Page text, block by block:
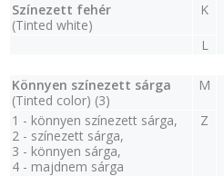
Színezett fehér
(Tinted white)
K
L
Könnyen színezett sárga
(Tinted color) (3)
M
1 - könnyen színezett sárga,
2 - színezett sárga,
3 - könnyen sárga,
4 - majdnem sárga
Z